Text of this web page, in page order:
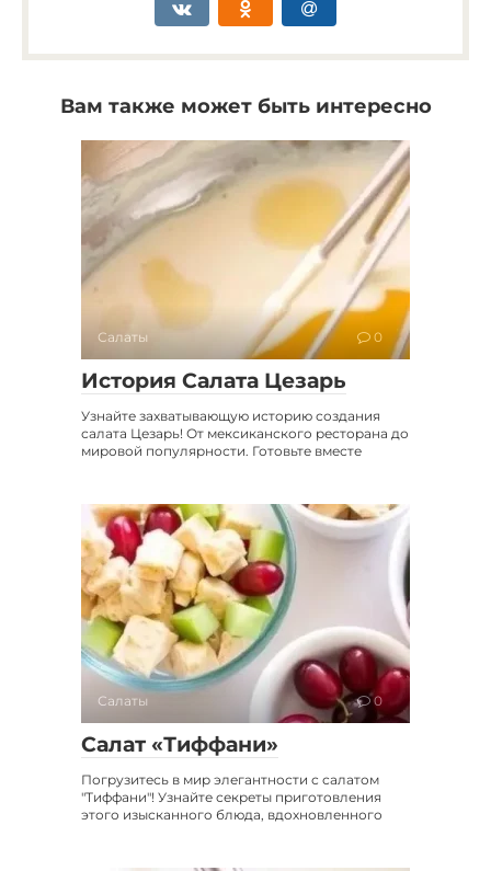
Вам также может быть интересно
Салаты 0
История Салата Цезарь
Узнайте захватывающую историю создания
салата Цезарь! От мексиканского ресторана до
мировой популярности. Готовьте вместе
Салаты 0
Салат «Тиффани»
Погрузитесь в мир элегантности с салатом
"Тиффани"! Узнайте секреты приготовления
этого изысканного блюда, вдохновленного